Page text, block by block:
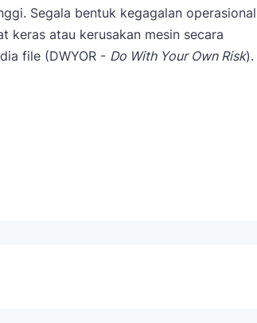
Segala bentuk kegagalan operasional
keras atau kerusakan mesin secara
file (DWYOR - Do With Your Own Risk).